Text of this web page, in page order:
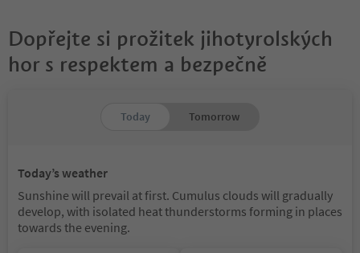
Dopřejte si prožitek jihotyrolských
hor s respektem a bezpečně
Today Tomorrow
Today’s weather
Sunshine will prevail at first. Cumulus clouds will gradually
develop, with isolated heat thunderstorms forming in places
towards the evening.